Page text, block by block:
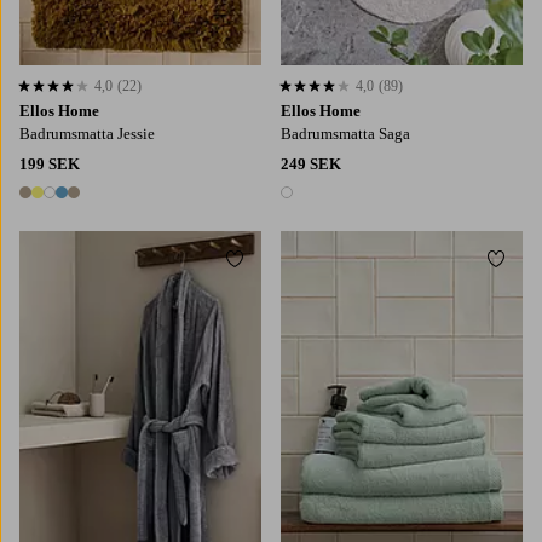
Ellos Home
Badrumsmatta Jessie
199 SEK
5 färger
4,0 baserat på 22 st betyg
4,0 (22)
Ellos Home
Badrumsmatta Saga
249 SEK
1 färg
4,0 baserat på 89 st betyg
4,0 (89)
Lägg till i favoriter